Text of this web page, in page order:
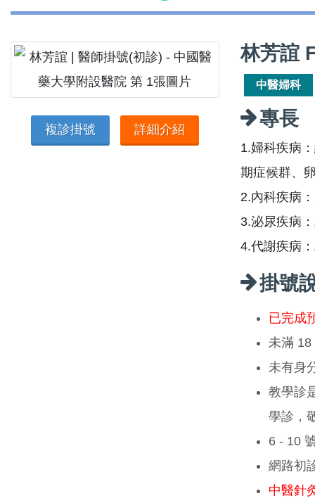
複診掛號 詳細介紹
林芳誼
中醫婦科
專長
1.婦科疾病
期症候群、
2.內科疾病
3.泌尿疾病
4.代謝疾病
掛號
已完成
未滿 18
未有身
教學診
學診，
6 - 10
網路初
中醫針